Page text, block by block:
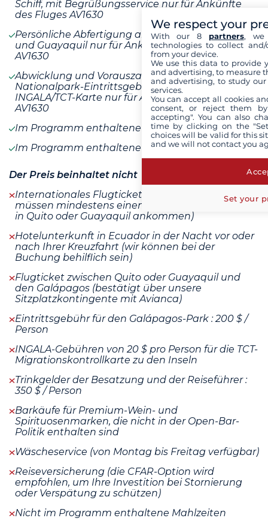
Schiff, mit Begrüßungsservice nur für Ankünfte
des Fluges AV1630
Persönliche Abfertigung an den Flughäfen Quito
und Guayaquil nur für Ankünfte des Fluges
AV1630
Abwicklung und Vorauszahlung der
Nationalpark-Eintrittsgebühren und der
INGALA/TCT-Karte nur für Ankünfte des Fluges
AV1630
Im Programm enthaltene Aktivitäten
Im Programm enthaltene Mahlzeiten
Der Preis beinhaltet nicht
Internationales Flugticket nach Ecuador (Sie
müssen mindestens einen Tag vor der Kreuzfahrt
in Quito oder Guayaquil ankommen)
Hotelunterkunft in Ecuador in der Nacht vor oder
nach Ihrer Kreuzfahrt (wir können bei der
Buchung behilflich sein)
Flugticket zwischen Quito oder Guayaquil und
den Galápagos (bestätigt über unsere
Sitzplatzkontingente mit Avianca)
Eintrittsgebühr für den Galápagos-Park : 200 $ /
Person
INGALA-Gebühren von 20 $ pro Person für die TCT-
Migrationskontrollkarte zu den Inseln
Trinkgelder der Besatzung und der Reiseführer :
350 $ / Person
Barkäufe für Premium-Wein- und
Spirituosenmarken, die nicht in der Open-Bar-
Politik enthalten sind
Wäscheservice (von Montag bis Freitag verfügbar)
Reiseversicherung (die CFAR-Option wird
empfohlen, um Ihre Investition bei Stornierung
oder Verspätung zu schützen)
Nicht im Programm enthaltene Mahlzeiten
We respect your
With our 8 partners, we
technologies to collect
from your device.
We use this data to provide
and advertising, to measure
and advertising, to study
services.
You can accept all cookies
consent, or reject them
accepting". You can also
time by clicking on the
choices will be valid for this
and we will not contact you
Set your